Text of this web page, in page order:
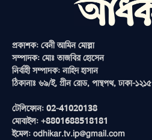
প্রকাশক: বেনী আমিন মোল্লা
সম্পাদক: মোঃ তাজবির হোসেন
নির্বাহী সম্পাদক: নাহিদ হাসান
ঠিকানাঃ ৬৯/ই, গ্রীন রোড, পান্থপথ, ঢাকা-১২১৫
টেলিফোন: 02-41020138
মোবাইল: +8801688518181
ইমেল: odhikar.tv.ip@gmail.com